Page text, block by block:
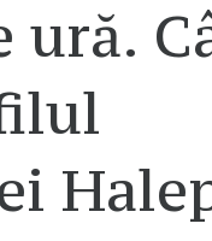
ură.